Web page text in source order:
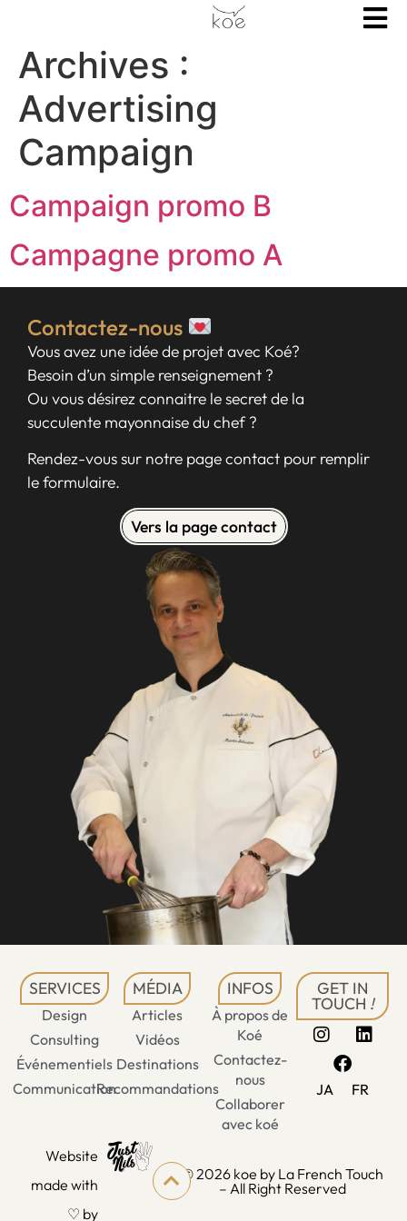
Archives :
Advertising
Campaign
Campaign promo B
Campagne promo A
Contactez-nous
Vous avez une idée de projet avec Koé?
Besoin d’un simple renseignement ?
Ou vous désirez connaitre le secret de la
succulente mayonnaise du chef ?
Rendez-vous sur notre page contact pour remplir
le formulaire.
Vers la page contact
SERVICES
Design
Consulting
Événementiels
Communication
MÉDIA
Articles
Vidéos
Destinations
Recommandations
INFOS
À propos de
Koé
Contactez-
nous
Collaborer
avec koé
GET IN
TOUCH !
JA FR
Website
made with
♡ by
© 2026 koe by La French Touch
– All Right Reserved